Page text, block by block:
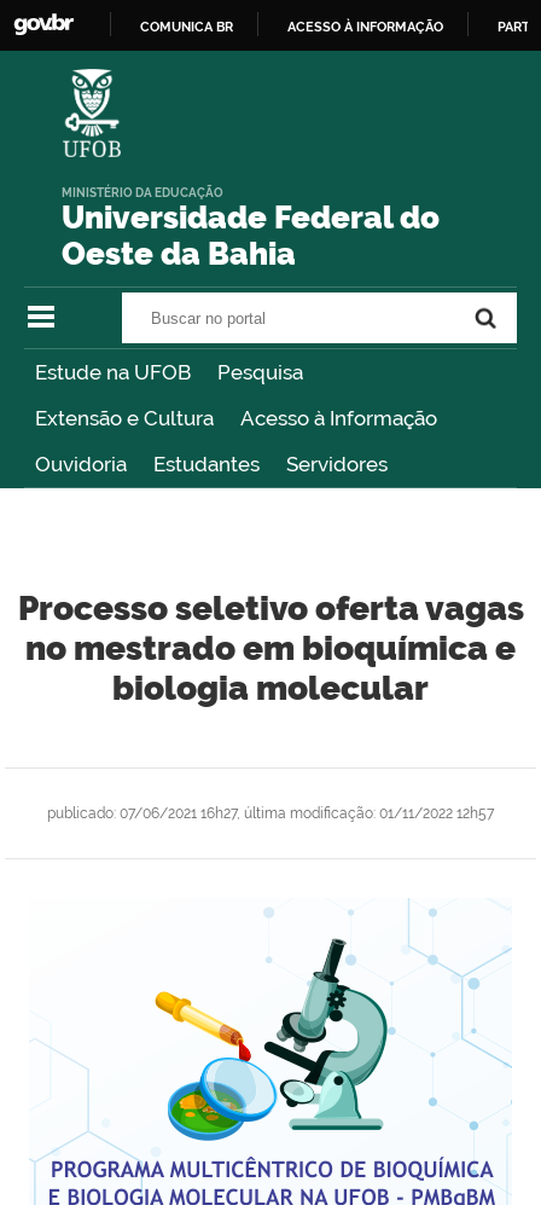
COMUNICA BR ACESSO À INFORMAÇÃO
Universidade Federal do
Oeste da Bahia
MINISTÉRIO DA EDUCAÇÃO
Estude na UFOB
Pesquisa
Extensão e Cultura
Acesso à Informação
Ouvidoria
Estudantes Servidores
Processo seletivo oferta vagas
no mestrado em bioquímica e
biologia molecular
publicado: 07/06/2021 16h27, última modificação: 01/11/2022 12h57